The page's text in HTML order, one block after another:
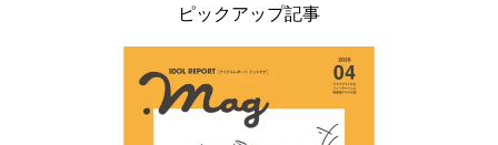
ピックアップ記事